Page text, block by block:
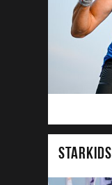
STARKIDS